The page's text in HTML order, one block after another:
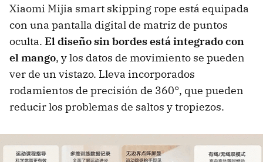
Xiaomi Mijia smart skipping rope está equipada
con una pantalla digital de matriz de puntos
oculta. El diseño sin bordes está integrado con
el mango, y los datos de movimiento se pueden
ver de un vistazo. Lleva incorporados
rodamientos de precisión de 360°, que pueden
reducir los problemas de saltos y tropiezos.